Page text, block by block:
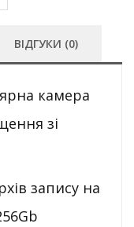
ВІДГУКИ (0)
камера
зі
запису на